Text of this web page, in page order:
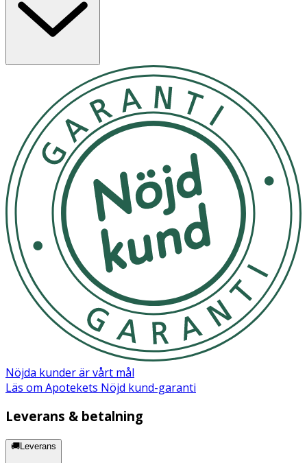
Nöjda kunder är vårt mål
Läs om Apotekets Nöjd kund-garanti
Leverans & betalning
🚚Leverans